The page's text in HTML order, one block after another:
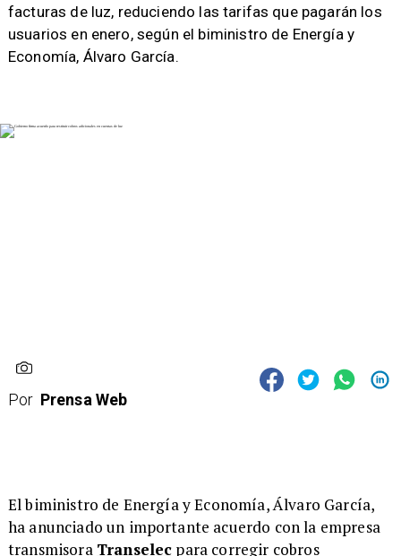
facturas de luz, reduciendo las tarifas que pagarán los
usuarios en enero, según el biministro de Energía y
Economía, Álvaro García.
Por Prensa Web
El biministro de Energía y Economía, Álvaro García,
ha anunciado un importante acuerdo con la empresa
transmisora Transelec para corregir cobros